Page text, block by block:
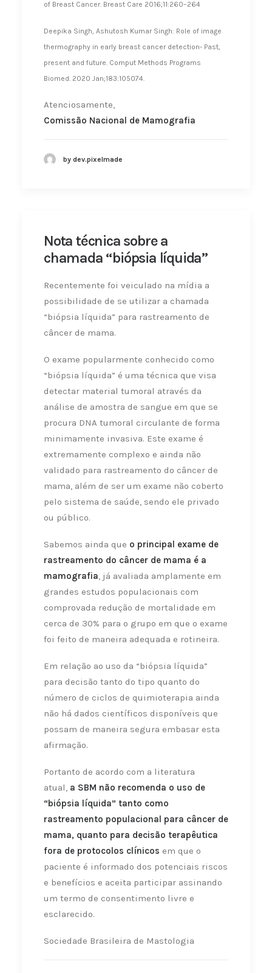
of Breast Cancer. Breast Care 2016;11:260–264
Deepika Singh, Ashutosh Kumar Singh: Role of image
thermography in early breast cancer detection- Past,
present and future. Comput Methods Programs
Biomed. 2020 Jan;183:105074.
Atenciosamente,
Comissão Nacional de Mamografia
by dev.pixelmade
Nota técnica sobre a
chamada “biópsia líquida”
Recentemente foi veiculado na mídia a
possibilidade de se utilizar a chamada
“biópsia líquida” para rastreamento de
câncer de mama.
O exame popularmente conhecido como
“biópsia líquida” é uma técnica que visa
detectar material tumoral através da
análise de amostra de sangue em que se
procura DNA tumoral circulante de forma
minimamente invasiva. Este exame é
extremamente complexo e ainda não
validado para rastreamento do câncer de
mama, além de ser um exame não coberto
pelo sistema de saúde, sendo ele privado
ou público.
Sabemos ainda que o principal exame de
rastreamento do câncer de mama é a
mamografia, já avaliada amplamente em
grandes estudos populacionais com
comprovada redução de mortalidade em
cerca de 30% para o grupo em que o exame
foi feito de maneira adequada e rotineira.
Em relação ao uso da “biópsia líquida”
para decisão tanto do tipo quanto do
número de ciclos de quimioterapia ainda
não há dados científicos disponíveis que
possam de maneira segura embasar esta
afirmação.
Portanto de acordo com a literatura
atual, a SBM não recomenda o uso de
“biópsia líquida” tanto como
rastreamento populacional para câncer de
mama, quanto para decisão terapêutica
fora de protocolos clínicos em que o
paciente é informado dos potenciais riscos
e benefícios e aceita participar assinando
um termo de consentimento livre e
esclarecido.
Sociedade Brasileira de Mastologia